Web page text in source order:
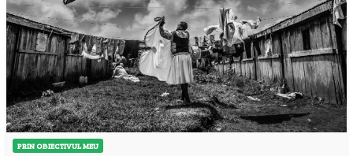
PRIN OBIECTIVUL MEU